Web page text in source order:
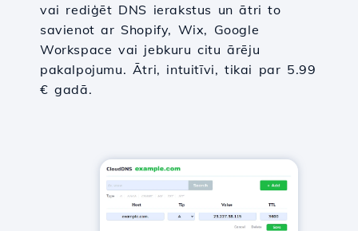
vai rediģēt DNS ierakstus un ātri to
savienot ar Shopify, Wix, Google
Workspace vai jebkuru citu ārēju
pakalpojumu. Ātri, intuitīvi, tikai par 5.99
€ gadā.